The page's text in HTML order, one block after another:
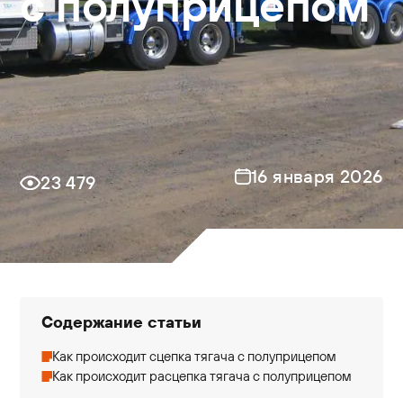
23 479 16 января 2026
Содержание статьи
Как происходит сцепка тягача с полуприцепом
Как происходит расцепка тягача с полуприцепом